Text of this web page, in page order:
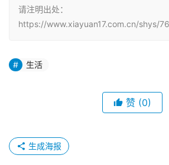
请注明出处：
https://www.xiayuan17.com.cn/shys/
生活
赞 (0)
生成海报